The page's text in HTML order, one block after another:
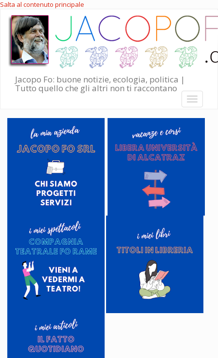
Salta al contenuto principale
Jacopo Fo: buone notizie, ecologia, politica |
Tutto quello che gli altri non ti raccontano
Toggle